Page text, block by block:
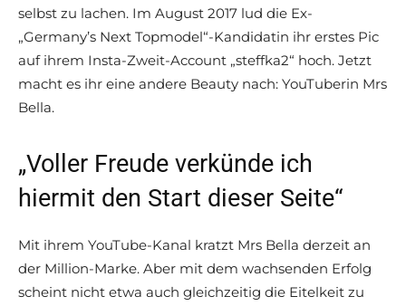
selbst zu lachen. Im August 2017 lud die Ex-
„Germany’s Next Topmodel“-Kandidatin ihr erstes Pic
auf ihrem Insta-Zweit-Account „steffka2“ hoch. Jetzt
macht es ihr eine andere Beauty nach: YouTuberin Mrs
Bella.
„Voller Freude verkünde ich
hiermit den Start dieser Seite“
Mit ihrem YouTube-Kanal kratzt Mrs Bella derzeit an
der Million-Marke. Aber mit dem wachsenden Erfolg
scheint nicht etwa auch gleichzeitig die Eitelkeit zu